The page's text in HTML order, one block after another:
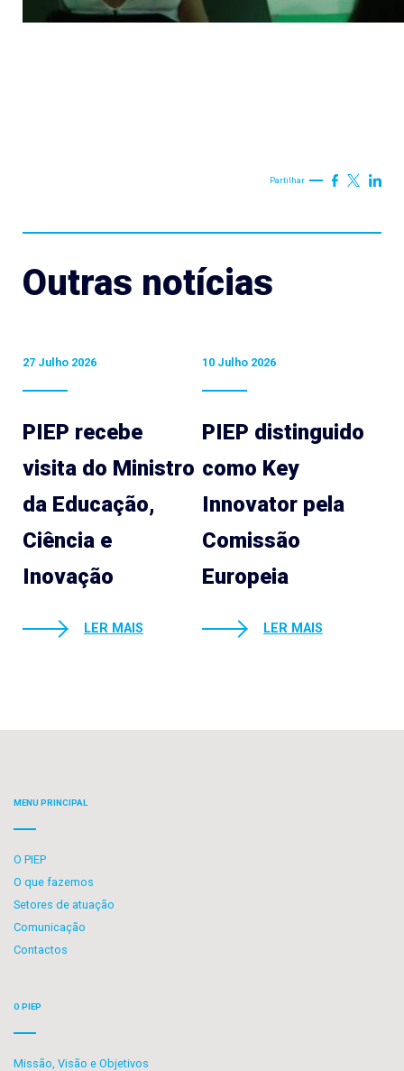
Partilhar
Outras notícias
27 Julho 2026
PIEP recebe
visita do Ministro
da Educação,
Ciência e
Inovação
LER MAIS
10 Julho 2026
PIEP distinguido
como Key
Innovator pela
Comissão
Europeia
LER MAIS
MENU PRINCIPAL
O PIEP
O que fazemos
Setores de atuação
Comunicação
Contactos
O PIEP
Missão, Visão e Objetivos